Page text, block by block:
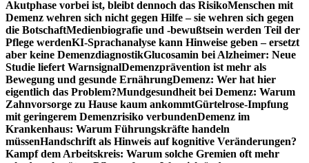
Akutphase vorbei ist, bleibt dennoch das RisikoMenschen mit
Demenz wehren sich nicht gegen Hilfe – sie wehren sich gegen
die BotschaftMedienbiografie und -bewußtsein werden Teil der
Pflege werdenKI-Sprachanalyse kann Hinweise geben – ersetzt
aber keine DemenzdiagnostikGlucosamin bei Alzheimer: Neue
Studie liefert WarnsignalDemenzprävention ist mehr als
Bewegung und gesunde ErnährungDemenz: Wer hat hier
eigentlich das Problem?Mundgesundheit bei Demenz: Warum
Zahnvorsorge zu Hause kaum ankommtGürtelrose-Impfung
mit geringerem Demenzrisiko verbundenDemenz im
Krankenhaus: Warum Führungskräfte handeln
müssenHandschrift als Hinweis auf kognitive Veränderungen?
Kampf dem Arbeitskreis: Warum solche Gremien oft mehr